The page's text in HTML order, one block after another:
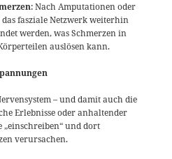
: Nach Amputationen oder
fasziale Netzwerk weiterhin
werden, was Schmerzen in
auslösen kann.
– und damit auch die
Erlebnisse oder anhaltender
„einschreiben“ und dort
verursachen.